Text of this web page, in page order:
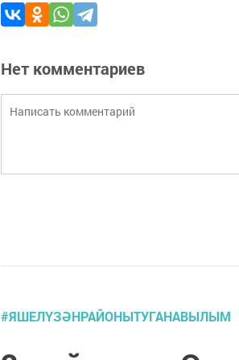
Нет комментариев
#ЯШЕЛҮЗӘНРАЙОНЫТУГАНАВЫЛЫМ